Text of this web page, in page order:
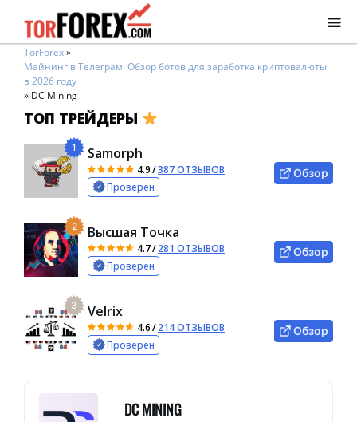
TorForex»
Майнинг в Телеграм: Обзор ботов для заработка криптовалюты
в 2026 году
» DC Mining
ТОП ТРЕЙДЕРЫ
1 Samorph
4.9/387 ОТЗЫВОВ
Проверен
Обзор
2 Высшая Точка
4.7/281 ОТЗЫВОВ
Проверен
Обзор
3 Velrix
4.6/214 ОТЗЫВОВ
Проверен
Обзор
DC MINING